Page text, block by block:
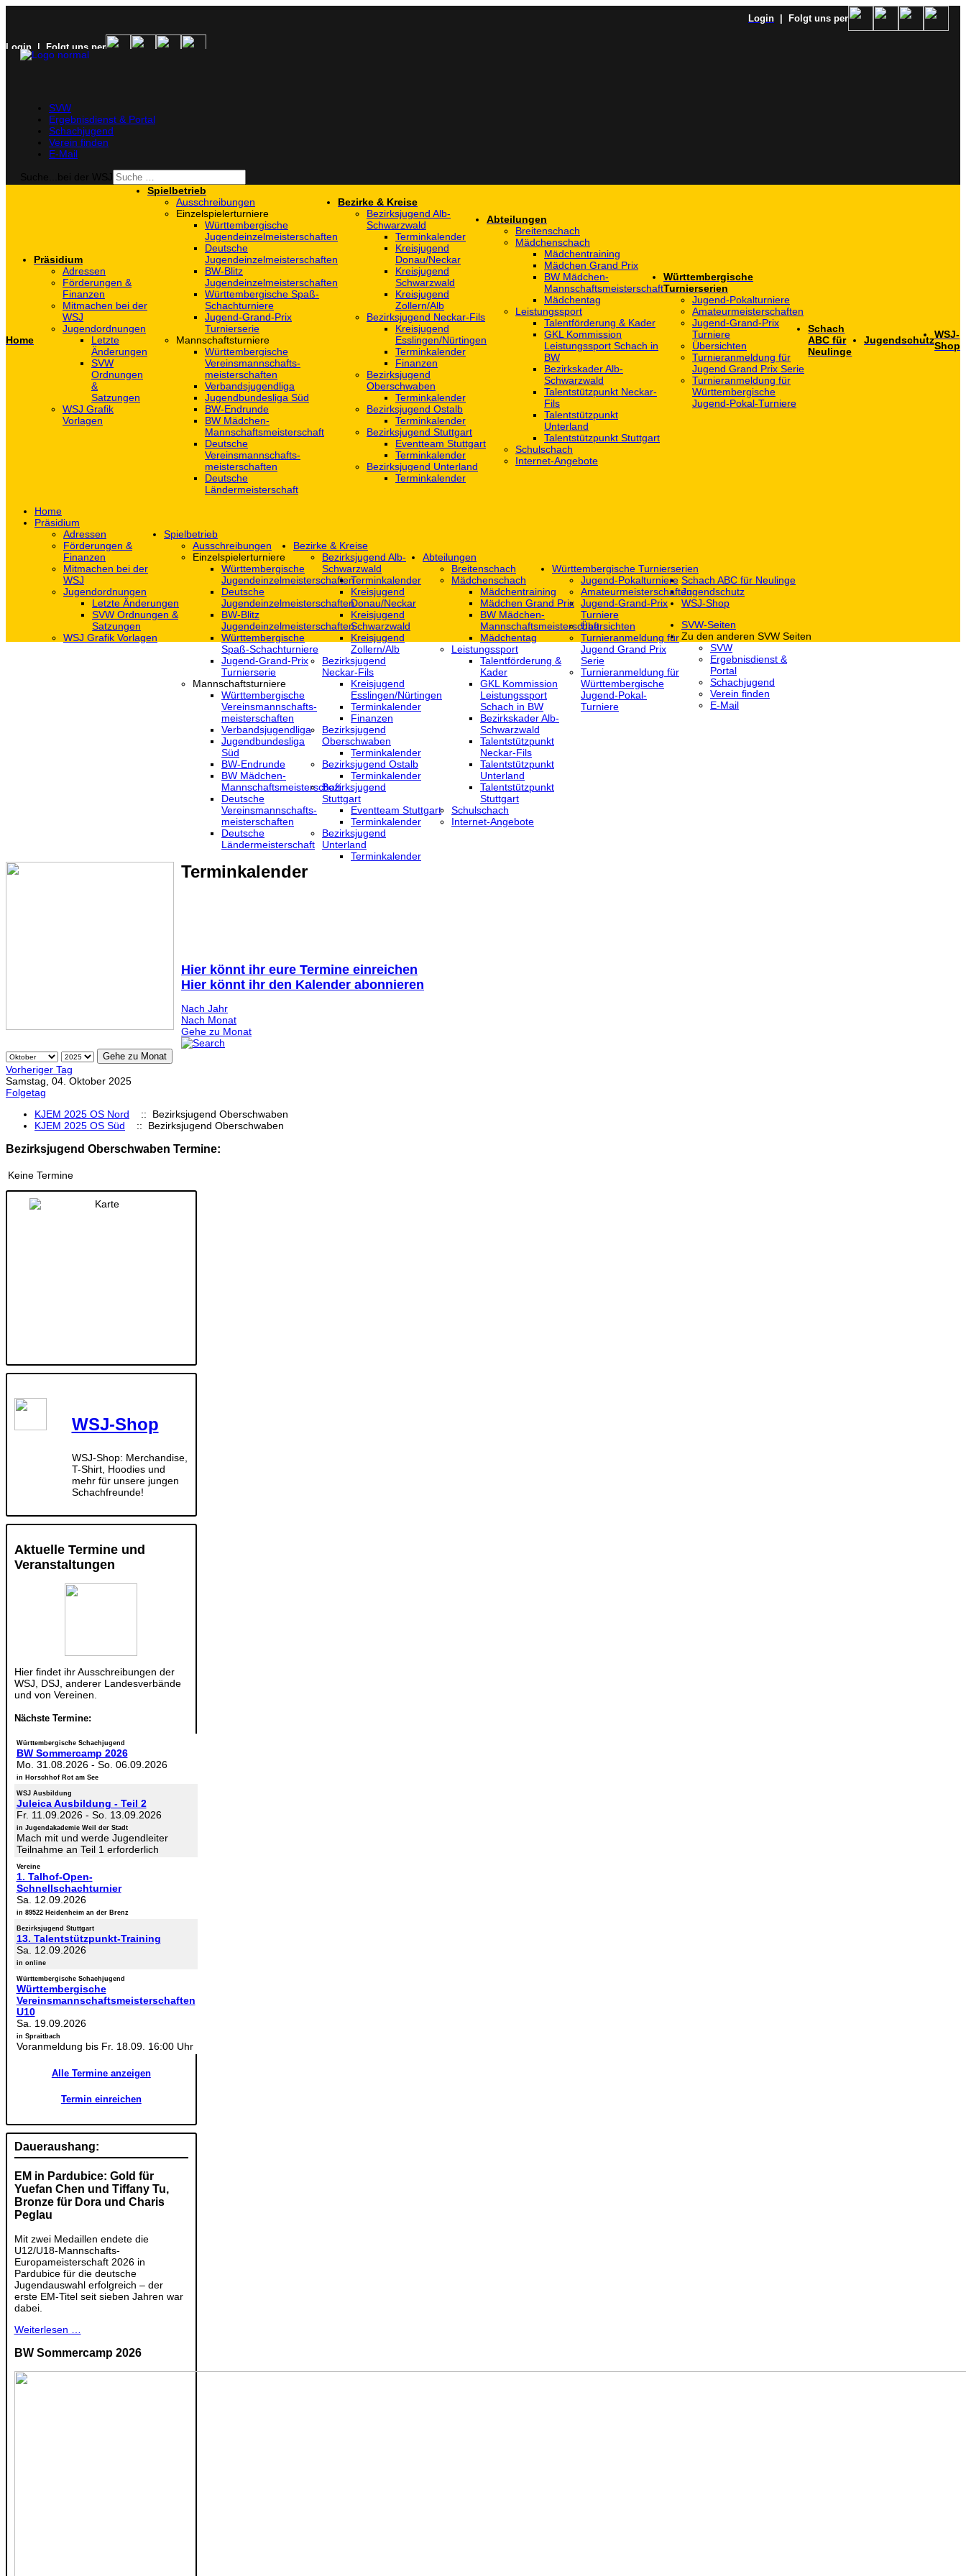
Login | Folgt uns per
Login | Folgt uns per
SVW
Ergebnisdienst & Portal
Schachjugend
Verein finden
E-Mail
Home
Präsidium
Adressen
Förderungen &
Finanzen
Mitmachen bei der
WSJ
Jugendordnungen
Letzte
Änderungen
SVW
Ordnungen
&
Satzungen
WSJ Grafik
Vorlagen
Spielbetrieb
Ausschreibungen
Einzelspielerturniere
Württembergische
Jugendeinzelmeisterschaften
Deutsche
Jugendeinzelmeisterschaften
BW-Blitz
Jugendeinzelmeisterschaften
Württembergische Spaß-
Schachturniere
Jugend-Grand-Prix
Turnierserie
Mannschaftsturniere
Württembergische
Vereinsmannschafts-
meisterschaften
Verbandsjugendliga
Jugendbundesliga Süd
BW-Endrunde
BW Mädchen-
Mannschaftsmeisterschaft
Deutsche
Vereinsmannschafts-
meisterschaften
Deutsche
Ländermeisterschaft
Bezirke & Kreise
Bezirksjugend Alb-
Schwarzwald
Terminkalender
Kreisjugend
Donau/Neckar
Kreisjugend
Schwarzwald
Kreisjugend
Zollern/Alb
Bezirksjugend Neckar-Fils
Kreisjugend
‎Esslingen/Nürtingen
Terminkalender
Finanzen
Bezirksjugend
Oberschwaben
Terminkalender
Bezirksjugend Ostalb
Terminkalender
Bezirksjugend Stuttgart
‎Eventteam Stuttgart
Terminkalender
Bezirksjugend Unterland
Terminkalender
Abteilungen
Breitenschach
Mädchenschach
Mädchentraining
Mädchen Grand Prix
BW Mädchen-
Mannschaftsmeisterschaft
Mädchentag
Leistungssport
Talentförderung & Kader
GKL Kommission
Leistungssport Schach in
BW
Bezirkskader Alb-
Schwarzwald
Talentstützpunkt Neckar-
Fils
Talentstützpunkt
Unterland
Talentstützpunkt Stuttgart
Schulschach
Internet-Angebote
Württembergische
Turnierserien
Jugend-Pokalturniere
Amateurmeisterschaften
Jugend-Grand-Prix
Turniere
Übersichten
Turnieranmeldung für
Jugend Grand Prix Serie
Turnieranmeldung für
Württembergische
Jugend-Pokal-Turniere
Schach
ABC für
Neulinge
JugendschutzWSJ-
Shop
Home
Präsidium
Adressen
Förderungen &
Finanzen
Mitmachen bei der
WSJ
Jugendordnungen
Letzte Änderungen
SVW Ordnungen &
Satzungen
WSJ Grafik Vorlagen
Spielbetrieb
Ausschreibungen
Einzelspielerturniere
Württembergische
Jugendeinzelmeisterschaften
Deutsche
Jugendeinzelmeisterschaften
BW-Blitz
Jugendeinzelmeisterschaften
Württembergische
Spaß-Schachturniere
Jugend-Grand-Prix
Turnierserie
Mannschaftsturniere
Württembergische
Vereinsmannschafts-
meisterschaften
Verbandsjugendliga
Jugendbundesliga
Süd
BW-Endrunde
BW Mädchen-
Mannschaftsmeisterschaft
Deutsche
Vereinsmannschafts-
meisterschaften
Deutsche
Ländermeisterschaft
Bezirke & Kreise
Bezirksjugend Alb-
Schwarzwald
Terminkalender
Kreisjugend
Donau/Neckar
Kreisjugend
Schwarzwald
Kreisjugend
Zollern/Alb
Bezirksjugend
Neckar-Fils
Kreisjugend
‎Esslingen/Nürtingen
Terminkalender
Finanzen
Bezirksjugend
Oberschwaben
Terminkalender
Bezirksjugend Ostalb
Terminkalender
Bezirksjugend
Stuttgart
‎Eventteam Stuttgart
Terminkalender
Bezirksjugend
Unterland
Terminkalender
Abteilungen
Breitenschach
Mädchenschach
Mädchentraining
Mädchen Grand Prix
BW Mädchen-
Mannschaftsmeisterschaft
Mädchentag
Leistungssport
Talentförderung &
Kader
GKL Kommission
Leistungssport
Schach in BW
Bezirkskader Alb-
Schwarzwald
Talentstützpunkt
Neckar-Fils
Talentstützpunkt
Unterland
Talentstützpunkt
Stuttgart
Schulschach
Internet-Angebote
Württembergische Turnierserien
Jugend-Pokalturniere
Amateurmeisterschaften
Jugend-Grand-Prix
Turniere
Übersichten
Turnieranmeldung für
Jugend Grand Prix
Serie
Turnieranmeldung für
Württembergische
Jugend-Pokal-
Turniere
Schach ABC für Neulinge
Jugendschutz
WSJ-Shop
SVW-Seiten
Zu den anderen SVW Seiten
SVW
Ergebnisdienst &
Portal
Schachjugend
Verein finden
E-Mail
Terminkalender
Hier könnt ihr eure Termine einreichen
Hier könnt ihr den Kalender abonnieren
Nach Jahr
Nach Monat
Gehe zu Monat
Gehe zu Monat
Vorheriger Tag
Samstag, 04. Oktober 2025
Folgetag
KJEM 2025 OS Nord
:: Bezirksjugend Oberschwaben
KJEM 2025 OS Süd
:: Bezirksjugend Oberschwaben
Bezirksjugend Oberschwaben Termine:
Keine Termine
WSJ-Shop
WSJ-Shop: Merchandise,
T-Shirt, Hoodies und
mehr für unsere jungen
Schachfreunde!
Aktuelle Termine und
Veranstaltungen
Hier findet ihr Ausschreibungen der
WSJ, DSJ, anderer Landesverbände
und von Vereinen.
Nächste Termine:
Württembergische Schachjugend
BW Sommercamp 2026
Mo. 31.08.2026- So. 06.09.2026
in Horschhof Rot am See
WSJ Ausbildung
Juleica Ausbildung - Teil 2
Fr. 11.09.2026- So. 13.09.2026
in Jugendakademie Weil der Stadt
Mach mit und werde Jugendleiter
Teilnahme an Teil 1 erforderlich
Vereine
1. Talhof-Open-
Schnellschachturnier
Sa. 12.09.2026
in 89522 Heidenheim an der Brenz
Bezirksjugend Stuttgart
13. Talentstützpunkt-Training
Sa. 12.09.2026
in online
Württembergische Schachjugend
Württembergische
Vereinsmannschaftsmeisterschaften
U10
Sa. 19.09.2026
in Spraitbach
Voranmeldung bis Fr. 18.09. 16:00 Uhr
Alle Termine anzeigen
Termin einreichen
Daueraushang:
EM in Pardubice: Gold für
Yuefan Chen und Tiffany Tu,
Bronze für Dora und Charis
Peglau
Mit zwei Medaillen endete die
U12/U18-Mannschafts-
Europameisterschaft 2026 in
Pardubice für die deutsche
Jugendauswahl erfolgreich – der
erste EM-Titel seit sieben Jahren war
dabei.
Weiterlesen …
BW Sommercamp 2026